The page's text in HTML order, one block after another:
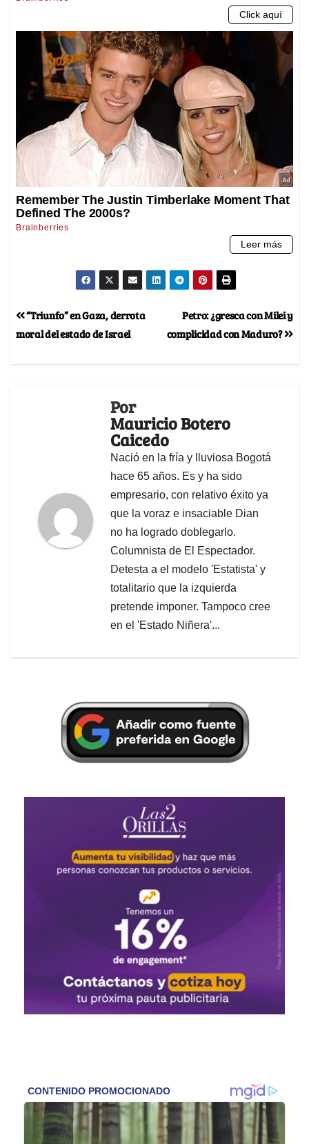
Petro: ¿gresca con Milei y
complicidad con Maduro?
“Triunfo” en Gaza, derrota
moral del estado de Israel
Por
Mauricio Botero
Caicedo
Nació en la fría y lluviosa Bogotá
hace 65 años. Es y ha sido
empresario, con relativo éxito ya
que la voraz e insaciable Dian
no ha logrado doblegarlo.
Columnista de El Espectador.
Detesta a el modelo 'Estatista' y
totalitario que la izquierda
pretende imponer. Tampoco cree
en el 'Estado Niñera'...